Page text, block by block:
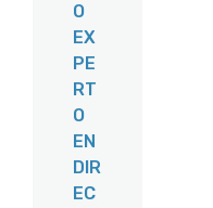
O
EX
PE
RT
O
EN
DIR
EC